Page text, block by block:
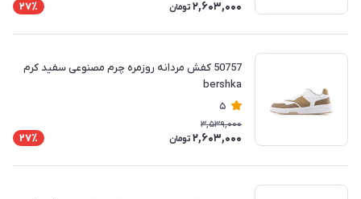
2,603,000 تومان 27٪
50757 کفش مردانه روزمره چرم مصنوعی سفید کرم
bershka
5
3,539,000
2,603,000 تومان 27٪